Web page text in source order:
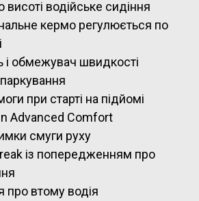
висоті водійське сидіння
кермо регулюється по
і обмежувач швидкості
при старті на підйомі
Advanced Comfort
смуги руху
із попередженням про
втому водія